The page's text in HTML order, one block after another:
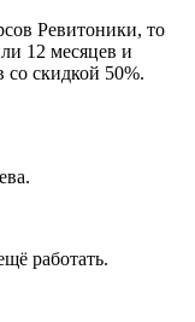
Ревитоники, то
12 месяцев и
со скидкой 50%.
работать.